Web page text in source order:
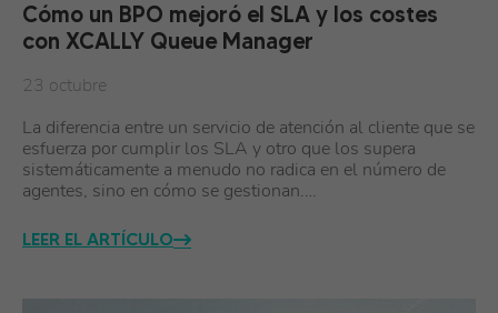
Cómo un BPO mejoró el SLA y los costes
con XCALLY Queue Manager
23 octubre
La diferencia entre un servicio de atención al cliente que se
esfuerza por cumplir los SLA y otro que los supera
sistemáticamente a menudo no radica en el número de
agentes, sino en cómo se gestionan.…
LEER EL ARTÍCULO